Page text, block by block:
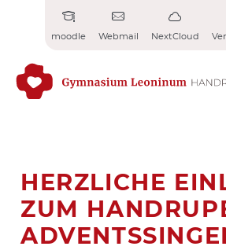
moodle Webmail NextCloud
HERZLICHE
ZUM